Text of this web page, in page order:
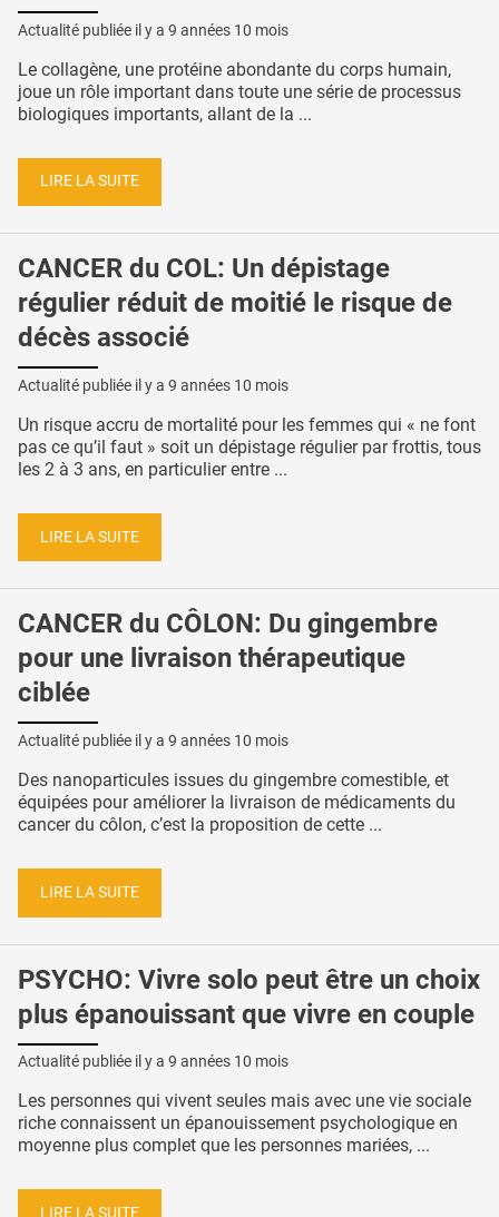
Actualité publiée il y a 9 années 10 mois
Le collagène, une protéine abondante du corps humain,
joue un rôle important dans toute une série de processus
biologiques importants, allant de la ...
LIRE LA SUITE
CANCER du COL: Un dépistage
régulier réduit de moitié le risque de
décès associé
Actualité publiée il y a 9 années 10 mois
Un risque accru de mortalité pour les femmes qui « ne font
pas ce qu’il faut » soit un dépistage régulier par frottis, tous
les 2 à 3 ans, en particulier entre ...
LIRE LA SUITE
CANCER du CÔLON: Du gingembre
pour une livraison thérapeutique
ciblée
Actualité publiée il y a 9 années 10 mois
Des nanoparticules issues du gingembre comestible, et
équipées pour améliorer la livraison de médicaments du
cancer du côlon, c’est la proposition de cette ...
LIRE LA SUITE
PSYCHO: Vivre solo peut être un choix
plus épanouissant que vivre en couple
Actualité publiée il y a 9 années 10 mois
Les personnes qui vivent seules mais avec une vie sociale
riche connaissent un épanouissement psychologique en
moyenne plus complet que les personnes mariées, ...
LIRE LA SUITE